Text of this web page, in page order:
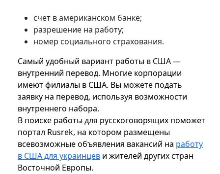
счет в американском банке;
разрешение на работу;
номер социального страхования.
Самый удобный вариант работы в США —
внутренний перевод. Многие корпорации
имеют филиалы в США. Вы можете подать
заявку на перевод, используя возможности
внутреннего набора.
В поиске работы для русскоговорящих поможет
портал Rusrek, на котором размещены
всевозможные объявления вакансий на работу
в США для украинцев и жителей других стран
Восточной Европы.